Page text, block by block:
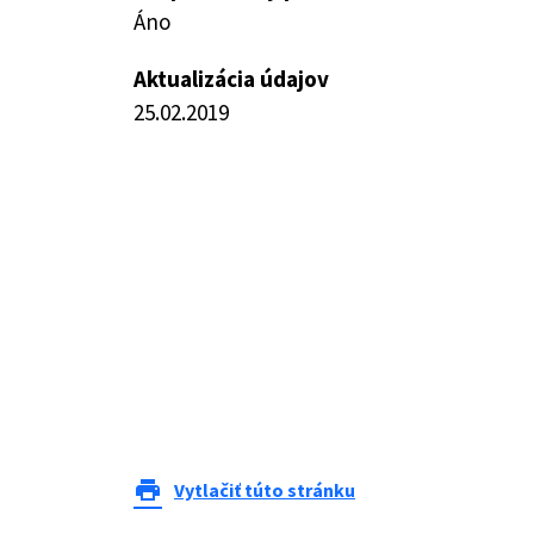
Áno
Aktualizácia údajov
25.02.2019
print Vytlačiť túto stránku